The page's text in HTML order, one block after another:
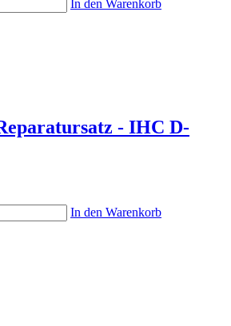
In den Warenkorb
- IHC D-
In den Warenkorb